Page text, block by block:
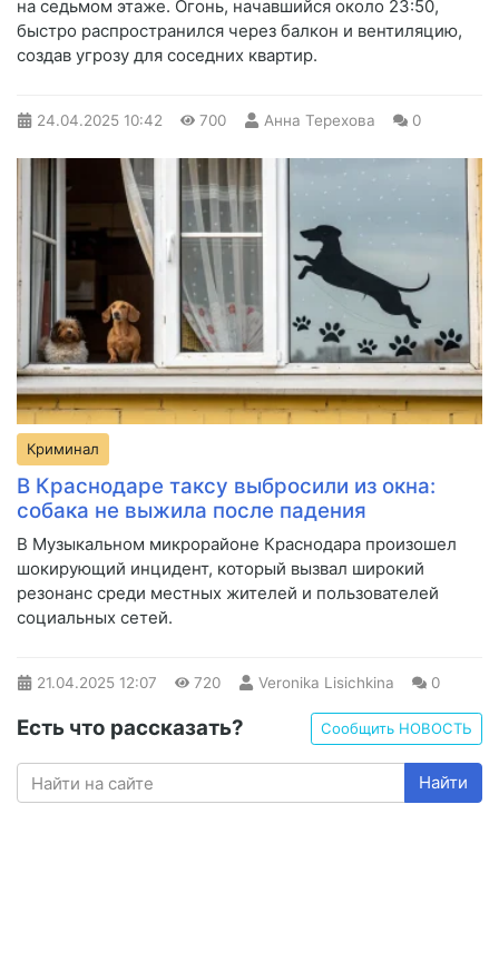
на седьмом этаже. Огонь, начавшийся около 23:50,
быстро распространился через балкон и вентиляцию,
создав угрозу для соседних квартир.
24.04.2025 10:42 700 Анна Терехова 0
Криминал
В Краснодаре таксу выбросили из окна:
собака не выжила после падения
В Музыкальном микрорайоне Краснодара произошел
шокирующий инцидент, который вызвал широкий
резонанс среди местных жителей и пользователей
социальных сетей.
21.04.2025 12:07 720 Veronika Lisichkina 0
Есть что рассказать? Сообщить НОВОСТЬ
Найти